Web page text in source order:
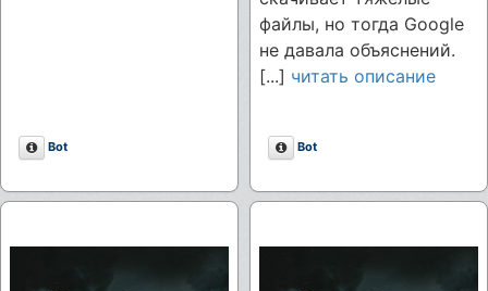
Описание
Bot
файлы, но тогда Google
не давала объяснений.
[...] читать описание
Описание
Bot